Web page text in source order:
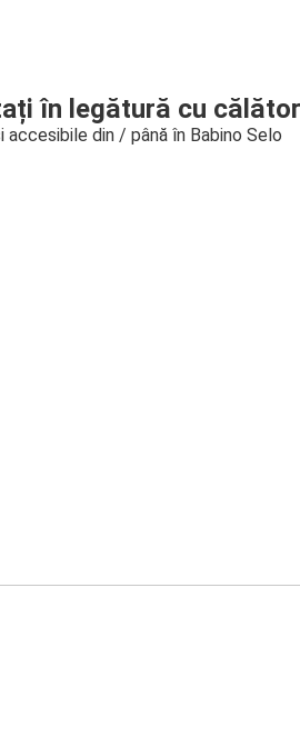
în legătură cu
accesibile din / până în Babino Selo